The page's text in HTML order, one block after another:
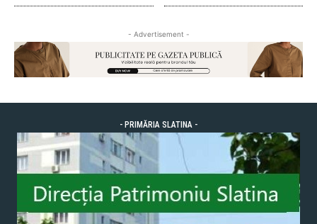
- Advertisement -
- PRIMĂRIA SLATINA -